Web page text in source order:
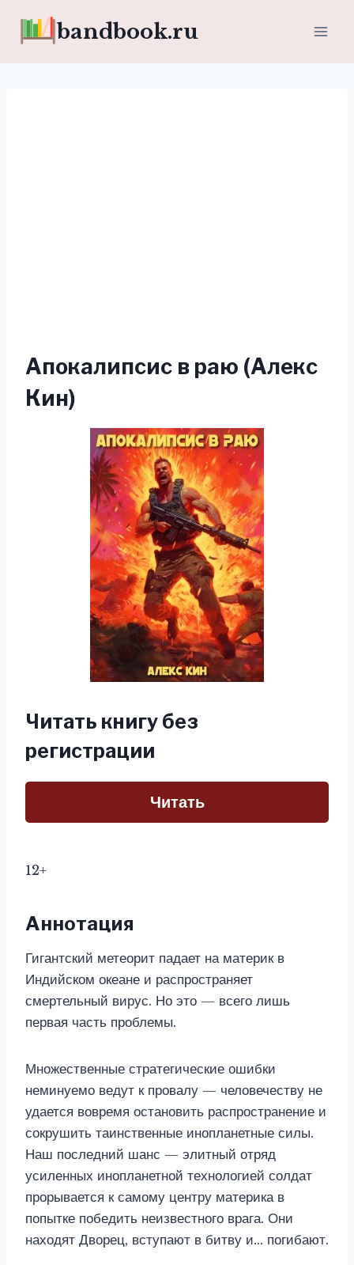
bandbook.ru
Апокалипсис в раю (Алекс
Кин)
Читать книгу без
регистрации
Читать
12+
Аннотация
Гигантский метеорит падает на материк в
Индийском океане и распространяет
смертельный вирус. Но это — всего лишь
первая часть проблемы.
Множественные стратегические ошибки
неминуемо ведут к провалу — человечеству не
удается вовремя остановить распространение и
сокрушить таинственные инопланетные силы.
Наш последний шанс — элитный отряд
усиленных инопланетной технологией солдат
прорывается к самому центру материка в
попытке победить неизвестного врага. Они
находят Дворец, вступают в битву и… погибают.